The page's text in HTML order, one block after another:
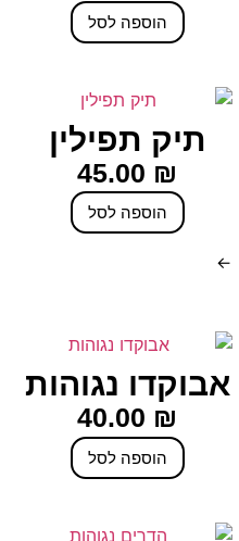
הוספה לסל
תיק תפילין
45.00 ₪
הוספה לסל
←
אבוקדו נגוהות
40.00 ₪
הוספה לסל